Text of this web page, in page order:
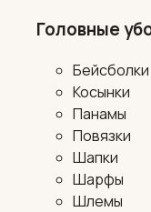
Головные
Бейсболки
Косынки
Панамы
Повязки
Шапки
Шарфы
Шлемы